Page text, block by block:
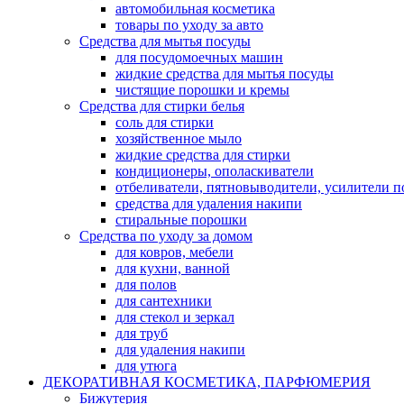
автомобильная косметика
товары по уходу за авто
Средства для мытья посуды
для посудомоечных машин
жидкие средства для мытья посуды
чистящие порошки и кремы
Средства для стирки белья
соль для стирки
хозяйственное мыло
жидкие средства для стирки
кондиционеры, ополаскиватели
отбеливатели, пятновыводители, усилители
средства для удаления накипи
стиральные порошки
Средства по уходу за домом
для ковров, мебели
для кухни, ванной
для полов
для сантехники
для стекол и зеркал
для труб
для удаления накипи
для утюга
ДЕКОРАТИВНАЯ КОСМЕТИКА, ПАРФЮМЕРИЯ
Бижутерия